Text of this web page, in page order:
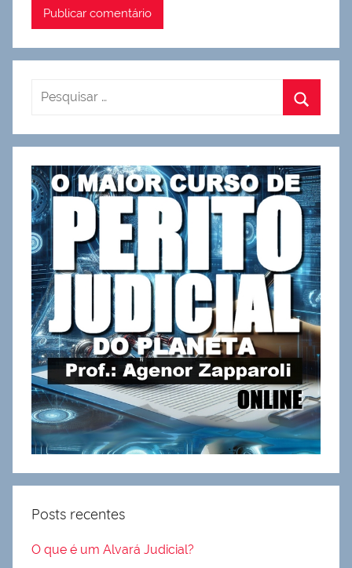
Posts recentes
O que é um Alvará Judicial?